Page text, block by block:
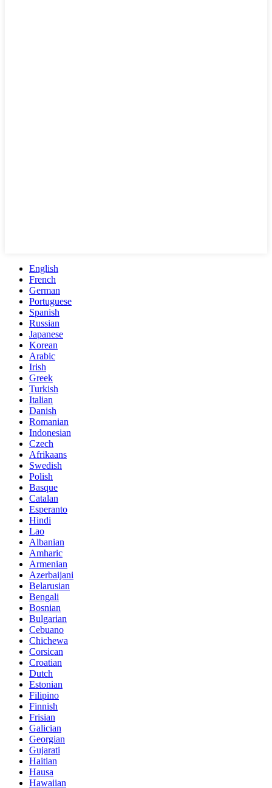
English
French
German
Portuguese
Spanish
Russian
Japanese
Korean
Arabic
Irish
Greek
Turkish
Italian
Danish
Romanian
Indonesian
Czech
Afrikaans
Swedish
Polish
Basque
Catalan
Esperanto
Hindi
Lao
Albanian
Amharic
Armenian
Azerbaijani
Belarusian
Bengali
Bosnian
Bulgarian
Cebuano
Chichewa
Corsican
Croatian
Dutch
Estonian
Filipino
Finnish
Frisian
Galician
Georgian
Gujarati
Haitian
Hausa
Hawaiian